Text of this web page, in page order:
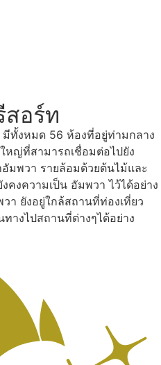
สอร์ท
มีทั้งหมด 56 ห้องที่อยู่ท่ามกลาง
หญ่ที่สามารถเชื่อมต่อไปยัง
มพวา รายล้อมด้วยต้นไม้และ
งความเป็น อัมพวา ไว้ได้อย่าง
า ยังอยู่ใกล้สถานที่ท่องเที่ยว
างไปสถานที่ต่างๆได้อย่าง